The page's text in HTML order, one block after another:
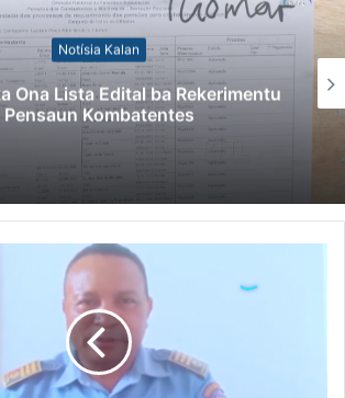
Notísia Kalan
Ona Lista Edital ba Rekerimentu
Pensaun Kombatentes